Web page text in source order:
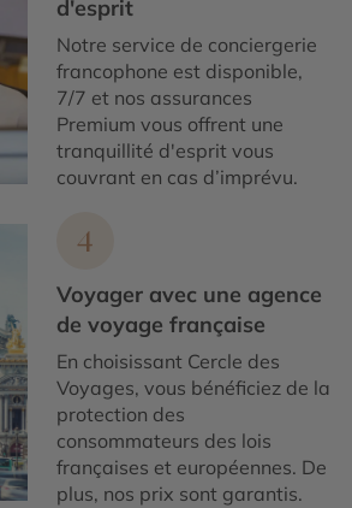
d'esprit
Notre service de conciergerie
francophone est disponible,
7/7 et nos assurances
Premium vous offrent une
tranquillité d'esprit vous
couvrant en cas d’imprévu.
4
Voyager avec une agence
de voyage française
En choisissant Cercle des
Voyages, vous bénéficiez de la
protection des
consommateurs des lois
françaises et européennes. De
plus, nos prix sont garantis.